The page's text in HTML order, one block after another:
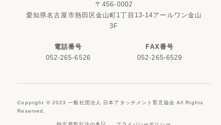
〒456-0002
愛知県名古屋市熱田区金山町1丁目13-14アールワン金山
3F
電話番号
052-265-6526
FAX番号
052-265-6529
Copyright © 2023 一般社団法人 日本アタッチメント育児協会 All Rights
Reserved.